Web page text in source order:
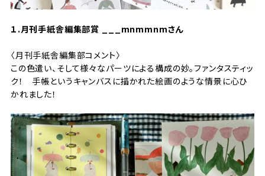
１.月刊手紙舎編集部賞 ___mnmmnmさん
〈月刊手紙舎編集部コメント〉
この色遣い、そして様々なパーツによる構成の妙。ファンタスティッ
ク！ 手帳というキャンバスに描かれた絵画のような情景に心ひ
かれました！